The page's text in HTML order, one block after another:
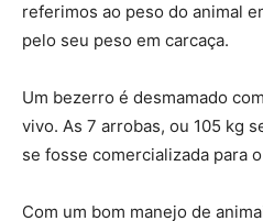
referimos ao peso do animal
pelo seu peso em carcaça.
Um bezerro é desmamado
vivo. As 7 arrobas, ou 105 kg
se fosse comercializada para
Com um bom manejo de